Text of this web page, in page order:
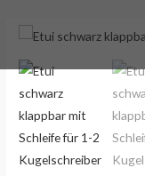
Etui
schwarz
klappbar
mit
Schleife
für
1-